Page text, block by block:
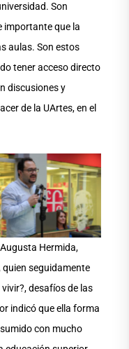
Son
importante que la
aulas. Son estos
tener acceso directo
discusiones y
de la UArtes, en el
Aucune légende
Hermida,
quien seguidamente
desafíos de las
indicó que ella forma
con mucho